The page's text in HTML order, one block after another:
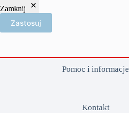
Zamknij
Zastosuj
Pomoc i informacje
Kontakt